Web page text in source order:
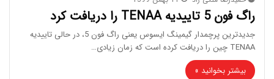
راگ فون 5 تاییدیه TENAA را دریافت کرد
جدیدترین پرچمدار گیمینگ ایسوس یعنی راگ فون 5، در حالی تاییدیه
TENAA چین را دریافت کرده است که زمان زیادی…
بیشتر بخوانید »